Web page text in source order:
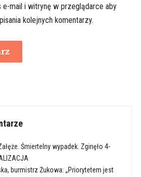
e-mail i witrynę w przeglądarce aby
kolejnych komentarzy.
Śmiertelny wypadek. Zginęło 4-
burmistrz Żukowa: „Priorytetem jest